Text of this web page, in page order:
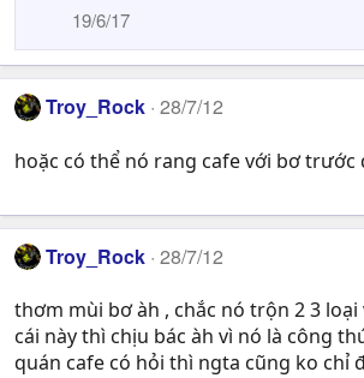
19/6/17
Troy_Rock 28/7/12
hoặc có thể nó rang cafe với bơ trước
Troy_Rock 28/7/12
thơm mùi bơ àh , chắc nó trộn 2 3 loại
cái này thì chịu bác àh vì nó là công
quán cafe có hỏi thì ngta cũng ko chỉ